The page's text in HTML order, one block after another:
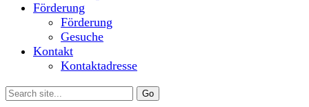
Förderung
Förderung
Gesuche
Kontakt
Kontaktadresse